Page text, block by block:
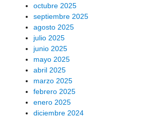
octubre 2025
septiembre 2025
agosto 2025
julio 2025
junio 2025
mayo 2025
abril 2025
marzo 2025
febrero 2025
enero 2025
diciembre 2024